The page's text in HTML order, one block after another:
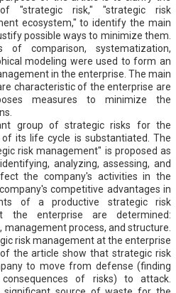
"strategic risk," "strategic risk
ecosystem," to identify the main
possible ways to minimize them.
comparison, systematization,
modeling were used to form an
in the enterprise. The main
characteristic of the enterprise are
measures to minimize the
group of strategic risks for the
its life cycle is substantiated. The
risk management" is proposed as
analyzing, assessing, and
the company's activities in the
competitive advantages in
of a productive strategic risk
the enterprise are determined:
process, and structure.
risk management at the enterprise
the article show that strategic risk
to move from defense (finding
of risks) to attack.